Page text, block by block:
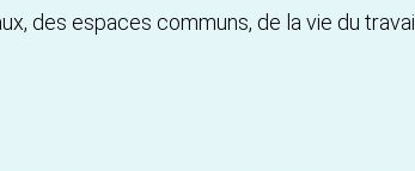
des espaces communs, de la vie du travail.